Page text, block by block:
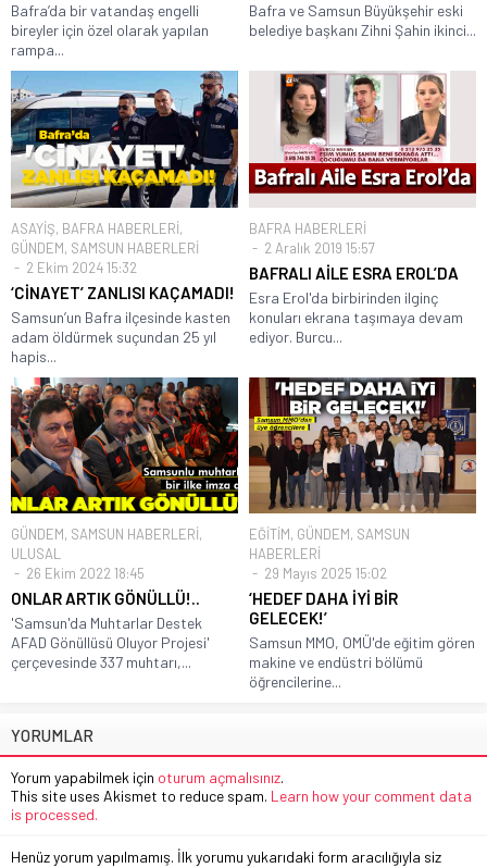
Bafra’da bir vatandaş engelli
bireyler için özel olarak yapılan
rampa...
Bafra ve Samsun Büyükşehir eski
belediye başkanı Zihni Şahin ikinci...
ASAYİŞ, BAFRA HABERLERİ,
GÜNDEM, SAMSUN HABERLERİ
2 Ekim 2024 15:32
‘CİNAYET’ ZANLISI KAÇAMADI!
Samsun’un Bafra ilçesinde kasten
adam öldürmek suçundan 25 yıl
hapis...
BAFRA HABERLERİ
2 Aralık 2019 15:57
BAFRALI AİLE ESRA EROL’DA
Esra Erol'da birbirinden ilginç
konuları ekrana taşımaya devam
ediyor. Burcu...
GÜNDEM, SAMSUN HABERLERİ,
ULUSAL
26 Ekim 2022 18:45
ONLAR ARTIK GÖNÜLLÜ!..
'Samsun'da Muhtarlar Destek
AFAD Gönüllüsü Oluyor Projesi'
çerçevesinde 337 muhtarı,...
EĞİTİM, GÜNDEM, SAMSUN
HABERLERİ
29 Mayıs 2025 15:02
‘HEDEF DAHA İYİ BİR
GELECEK!’
Samsun MMO, OMÜ'de eğitim gören
makine ve endüstri bölümü
öğrencilerine...
YORUMLAR
Yorum yapabilmek için oturum açmalısınız.
This site uses Akismet to reduce spam. Learn how your comment data
is processed.
Henüz yorum yapılmamış. İlk yorumu yukarıdaki form aracılığıyla siz